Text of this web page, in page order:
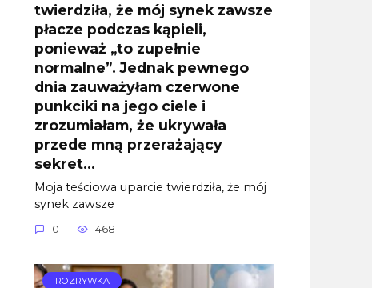
twierdziła, że mój synek zawsze
płacze podczas kąpieli,
ponieważ „to zupełnie
normalne”. Jednak pewnego
dnia zauważyłam czerwone
punkciki na jego ciele i
zrozumiałam, że ukrywała
przede mną przerażający
sekret…
Moja teściowa uparcie twierdziła, że mój
synek zawsze
0 468
ROZRYWKA